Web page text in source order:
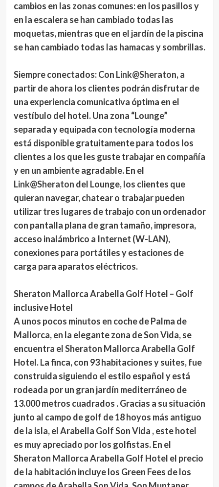
cambios en las zonas comunes: en los pasillos y
en la escalera se han cambiado todas las
moquetas, mientras que en el jardín de la piscina
se han cambiado todas las hamacas y sombrillas.
Siempre conectados: Con Link@Sheraton, a
partir de ahora los clientes podrán disfrutar de
una experiencia comunicativa óptima en el
vestíbulo del hotel. Una zona “Lounge”
separada y equipada con tecnología moderna
está disponible gratuitamente para todos los
clientes a los que les guste trabajar en compañía
y en un ambiente agradable. En el
Link@Sheraton del Lounge, los clientes que
quieran navegar, chatear o trabajar pueden
utilizar tres lugares de trabajo con un ordenador
con pantalla plana de gran tamaño, impresora,
acceso inalámbrico a Internet (W-LAN),
conexiones para portátiles y estaciones de
carga para aparatos eléctricos.
Sheraton Mallorca Arabella Golf Hotel – Golf
inclusive Hotel
A unos pocos minutos en coche de Palma de
Mallorca, en la elegante zona de Son Vida, se
encuentra el Sheraton Mallorca Arabella Golf
Hotel. La finca, con 93 habitaciones y suites, fue
construida siguiendo el estilo español y está
rodeada por un gran jardín mediterráneo de
13.000 metros cuadrados . Gracias a su situación
junto al campo de golf de 18 hoyos más antiguo
de la isla, el Arabella Golf Son Vida , este hotel
es muy apreciado por los golfistas. En el
Sheraton Mallorca Arabella Golf Hotel el precio
de la habitación incluye los Green Fees de los